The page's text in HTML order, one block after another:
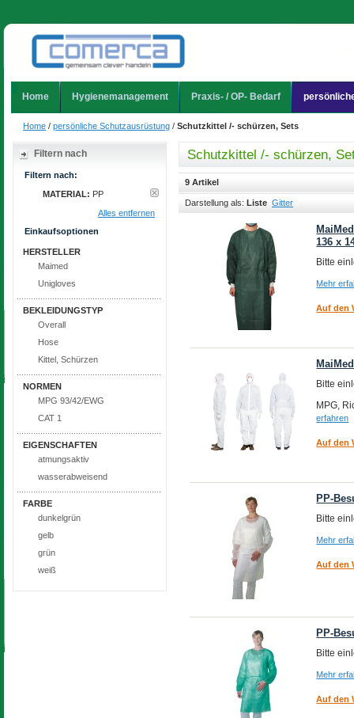
Home Hygienemanagement Praxis- / OP- Bedarf
Home /persönliche Schutzausrüstung /Schutzkittel /- schürzen, Sets
Schutzkittel /- schürzen,
9 Artikel
Darstellung als: Liste Gitter
136 x
Bitte
Mehr
Auf den
Bitte
MPG,
erfahren
Auf den
PP-
Bitte
Mehr
Auf den
PP-
Bitte
Mehr
Auf den
Filtern nach
Filtern nach:
MATERIAL: PP
Alles entfernen
Einkaufsoptionen
HERSTELLER
Maimed
Unigloves
BEKLEIDUNGSTYP
Overall
Hose
Kittel, Schürzen
NORMEN
MPG 93/42/EWG
CAT 1
EIGENSCHAFTEN
atmungsaktiv
wasserabweisend
FARBE
dunkelgrün
gelb
grün
weiß